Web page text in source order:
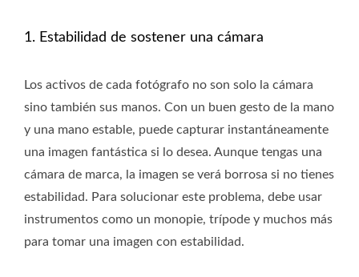
1. Estabilidad de sostener una cámara
Los activos de cada fotógrafo no son solo la cámara
sino también sus manos. Con un buen gesto de la mano
y una mano estable, puede capturar instantáneamente
una imagen fantástica si lo desea. Aunque tengas una
cámara de marca, la imagen se verá borrosa si no tienes
estabilidad. Para solucionar este problema, debe usar
instrumentos como un monopie, trípode y muchos más
para tomar una imagen con estabilidad.